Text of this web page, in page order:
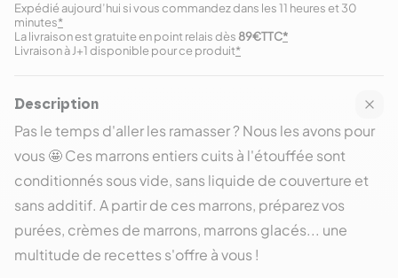
Expédié aujourd’hui si vous commandez dans les 11 heures et 30
minutes*
Livraison à J+1 disponible pour ce produit*
La livraison est gratuite en point relais dès 89€TTC*
Description
Pas le temps d'aller les ramasser ? Nous les avons pour
vous 🤩 Ces marrons entiers cuits à l'étouffée sont
conditionnés sous vide, sans liquide de couverture et
sans additif. A partir de ces marrons, préparez vos
purées, crèmes de marrons, marrons glacés... une
multitude de recettes s'offre à vous !